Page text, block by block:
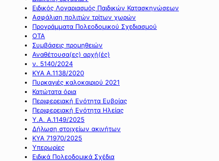
Ειδικός Λογαριασμός Παιδικών Κατασκηνώσεων
Ασφάλιση πολιτών τρίτων χωρών
Προγράμματα Πολεοδομικού Σχεδιασμού
ΟΤΑ
Συμβάσεις προμηθειών
Αναθέτουσα(ες) αρχή(ές)
ν. 5140/2024
ΚΥΑ Α.1138/2020
Πυρκαγιές καλοκαιριού 2021
Κατώτατα όρια
Περιφερειακή Ενότητα Ευβοίας
Περιφερειακή Ενότητα Ηλείας
Υ.Α. Α.1149/2025
Δήλωση στοιχείων ακινήτων
ΚΥΑ 71970/2025
Υπερωρίες
Ειδικά Πολεοδομικά Σχέδια